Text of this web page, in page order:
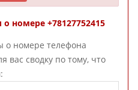
номере +78127752415
о номере телефона
вас сводку по тому, что